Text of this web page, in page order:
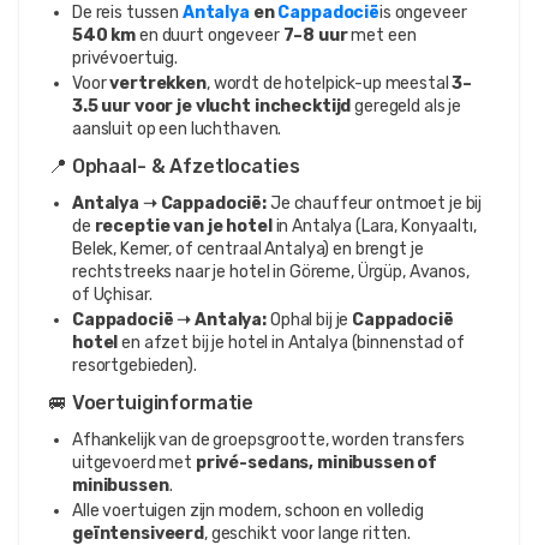
De reis tussen Antalya enCappadociëis ongeveer
540 kmen duurt ongeveer 7–8 uurmet een
privévoertuig.
Voorvertrekken, wordt de hotelpick-up meestal3–
3.5 uur voor je vlucht inchecktijd geregeld als je
aansluit op een luchthaven.
📍 Ophaal- & Afzetlocaties
Antalya ➝ Cappadocië:Je chauffeur ontmoet je bij
de receptie van je hotel in Antalya (Lara, Konyaaltı,
Belek, Kemer, of centraal Antalya) en brengt je
rechtstreeks naar je hotel in Göreme, Ürgüp, Avanos,
of Uçhisar.
Cappadocië ➝ Antalya:Ophal bij je Cappadocië
hotel en afzet bij je hotel in Antalya (binnenstad of
resortgebieden).
🚐 Voertuiginformatie
Afhankelijk van de groepsgrootte, worden transfers
uitgevoerd met privé-sedans, minibussen of
minibussen.
Alle voertuigen zijn modern, schoon en volledig
geïntensiveerd, geschikt voor lange ritten.